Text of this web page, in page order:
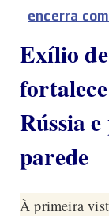
encerra
Exílio
Rússia
parede
À primeira